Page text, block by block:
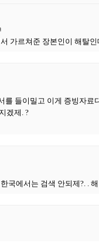
가르쳐준 장본인이 해탈
들이밀고 이게 증빙자료
겠제. ?
국에서는 검색 안되제?. .